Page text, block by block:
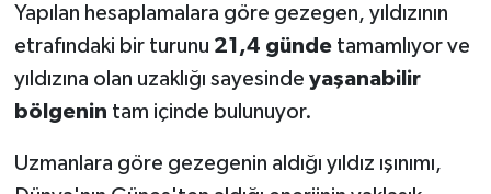
Yapılan hesaplamalara göre gezegen, yıldızının
etrafındaki bir turunu 21,4 gündetamamlıyor ve
yıldızına olan uzaklığı sayesinde yaşanabilir
bölgenin tam içinde bulunuyor.
Uzmanlara göre gezegenin aldığı yıldız ışınımı,